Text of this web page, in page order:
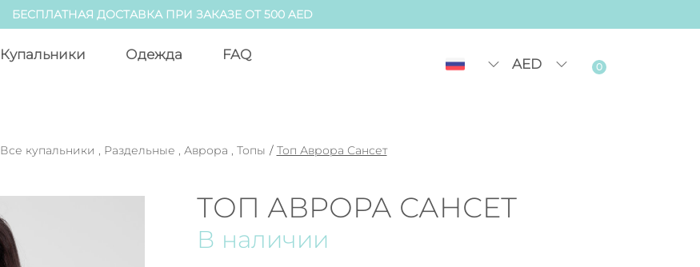
БЕСПЛАТНАЯ ДОСТАВКА ПРИ ЗАКАЗЕ ОТ 500 AED
Купальники Одежда
FAQ
AED 0
Все купальники , Раздельные , Аврора , Топы / Топ Аврора Сансет
ТОП АВРОРА САНСЕТ
В наличии